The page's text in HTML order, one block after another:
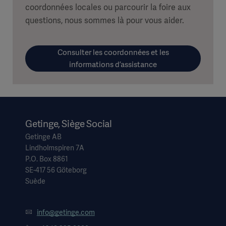
coordonnées locales ou parcourir la foire aux
questions, nous sommes là pour vous aider.
Consulter les coordonnées et les
informations d’assistance
Getinge, Siège Social
Getinge AB
Lindholmspiren 7A
P.O. Box 8861
SE-417 56 Göteborg
Suède
info@getinge.com